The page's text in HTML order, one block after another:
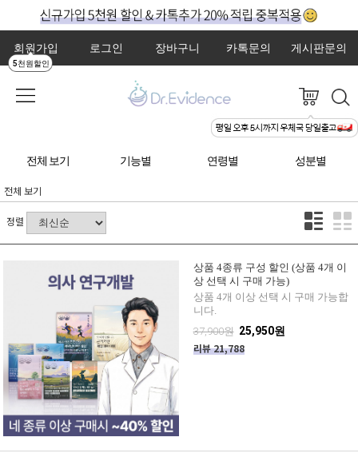
회원가입
5천원할인
로그인 장바구니 카톡문의 게시판문의
전체 보기 기능별 연령별 성분별
전체 보기
정렬
상품 4종류 구성 할인 (상품 4개 이
상 선택 시 구매 가능)
상품 4개 이상 선택 시 구매 가능합
니다.
37,900원 25,950원
리뷰 21,788